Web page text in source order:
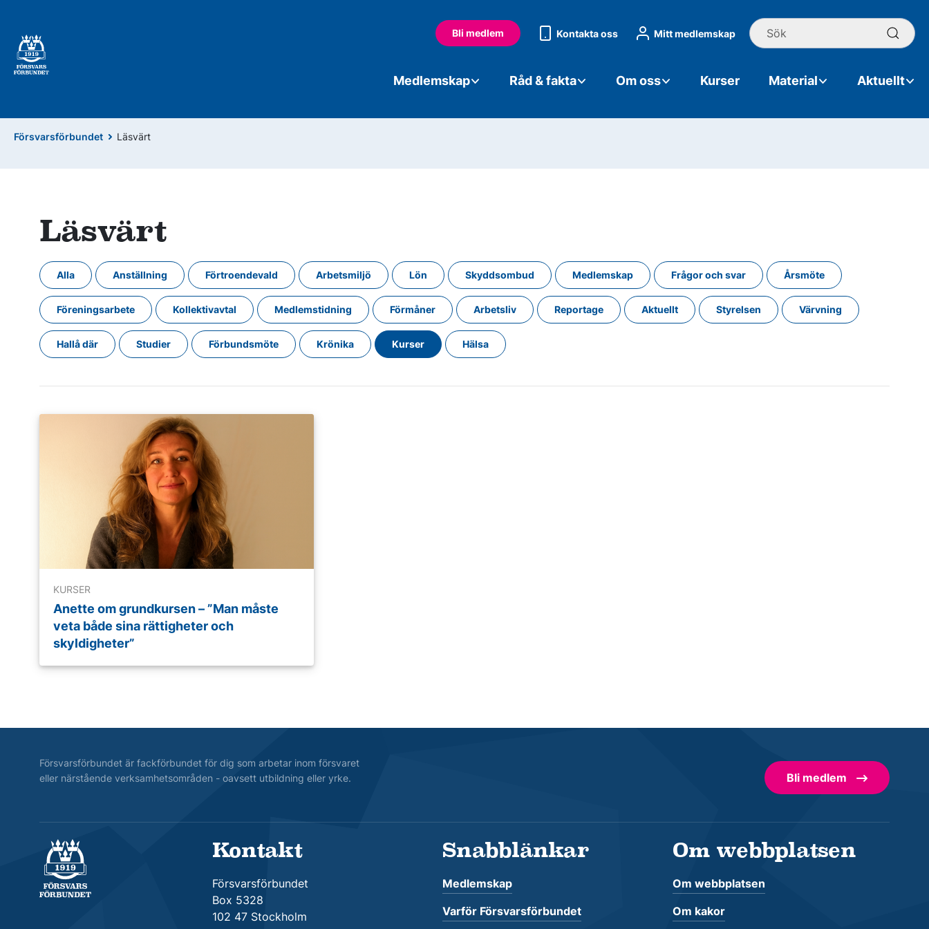
Bli medlem Kontakta oss Mitt medlemskap Sök
Medlemskap Råd & fakta Om oss Kurser Material Aktuellt
Försvarsförbundet Läsvärt
Läsvärt
Alla Anställning Förtroendevald Arbetsmiljö Lön Skyddsombud Medlemskap Frågor och svar Årsmöte
Föreningsarbete Kollektivavtal Medlemstidning Förmåner Arbetsliv Reportage Aktuellt Styrelsen Värvning
Hallå där Studier Förbundsmöte Krönika Kurser Hälsa
KURSER
Anette om grundkursen – ”Man måste
veta både sina rättigheter och
skyldigheter”
Försvarsförbundet är fackförbundet för dig som arbetar inom försvaret
eller närstående verksamhetsområden - oavsett utbildning eller yrke.
Bli medlem
Försvarsförbundet Kontakt
Försvarsförbundet
Box 5328
102 47 Stockholm
Snabblänkar
Medlemskap
Varför Försvarsförbundet
Om webbplatsen
Om webbplatsen
Om kakor